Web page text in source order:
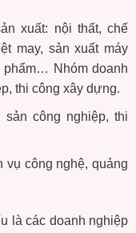
xuất: nội thất, chế
may, sản xuất máy
phẩm… Nhóm doanh
thi công xây dựng.
sản công nghiệp, thi
vụ công nghệ, quảng
là các doanh nghiệp